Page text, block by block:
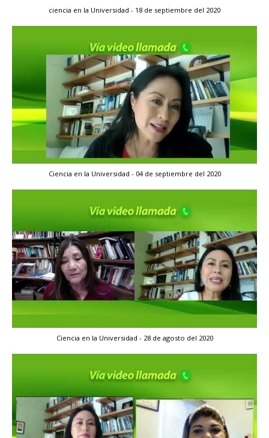
ciencia en la Universidad - 18 de septiembre del 2020
Ciencia en la Universidad - 04 de septiembre del 2020
Ciencia en la Universidad - 28 de agosto del 2020